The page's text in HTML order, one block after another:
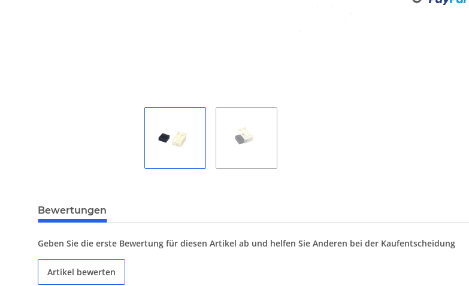
Loading...
Bewertungen
Geben Sie die erste Bewertung für diesen Artikel ab und helfen Sie Anderen bei der Kaufentscheidung
Artikel bewerten